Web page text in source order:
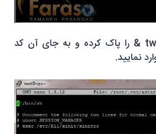
8. در انتهای فایل کد twm & را پاک کرده و به جای آن کد